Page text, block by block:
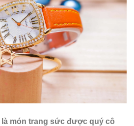
là món trang sức được quý cô